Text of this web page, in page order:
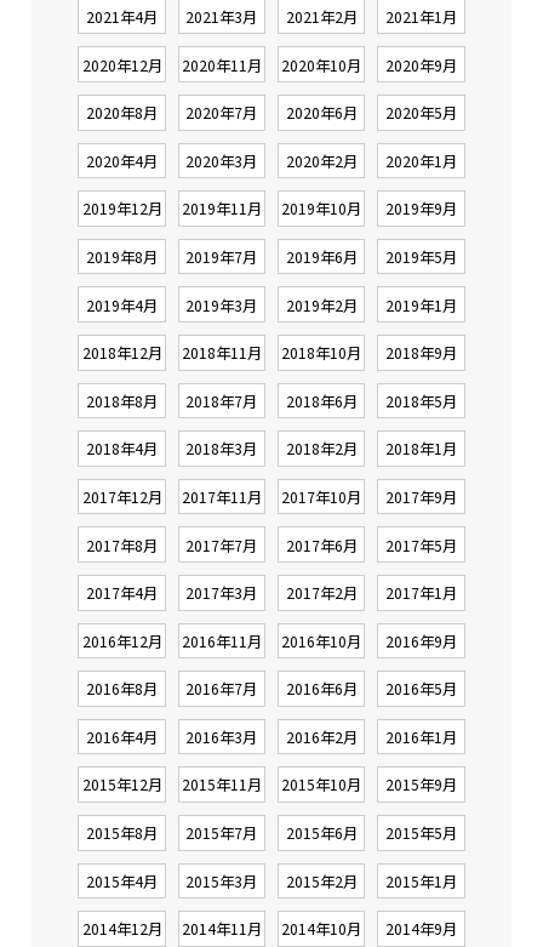
2021年4月 2021年3月 2021年2月 2021年1月
2020年12月 2020年11月 2020年10月 2020年9月
2020年8月 2020年7月 2020年6月 2020年5月
2020年4月 2020年3月 2020年2月 2020年1月
2019年12月 2019年11月 2019年10月 2019年9月
2019年8月 2019年7月 2019年6月 2019年5月
2019年4月 2019年3月 2019年2月 2019年1月
2018年12月 2018年11月 2018年10月 2018年9月
2018年8月 2018年7月 2018年6月 2018年5月
2018年4月 2018年3月 2018年2月 2018年1月
2017年12月 2017年11月 2017年10月 2017年9月
2017年8月 2017年7月 2017年6月 2017年5月
2017年4月 2017年3月 2017年2月 2017年1月
2016年12月 2016年11月 2016年10月 2016年9月
2016年8月 2016年7月 2016年6月 2016年5月
2016年4月 2016年3月 2016年2月 2016年1月
2015年12月 2015年11月 2015年10月 2015年9月
2015年8月 2015年7月 2015年6月 2015年5月
2015年4月 2015年3月 2015年2月 2015年1月
2014年12月 2014年11月 2014年10月 2014年9月